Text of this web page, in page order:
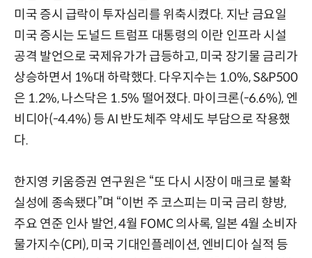
미국 증시 급락이 투자심리를 위축시켰다. 지난 금요일
미국 증시는 도널드 트럼프 대통령의 이란 인프라 시설
공격 발언으로 국제유가가 급등하고, 미국 장기물 금리가
상승하면서 1%대 하락했다. 다우지수는 1.0%, S&P500
은 1.2%, 나스닥은 1.5% 떨어졌다. 마이크론(-6.6%), 엔
비디아(-4.4%) 등 AI 반도체주 약세도 부담으로 작용했
다.
한지영 키움증권 연구원은 “또 다시 시장이 매크로 불확
실성에 종속됐다”며 “이번 주 코스피는 미국 금리 향방,
주요 연준 인사 발언, 4월 FOMC 의사록, 일본 4월 소비자
물가지수(CPI), 미국 기대인플레이션, 엔비디아 실적 등